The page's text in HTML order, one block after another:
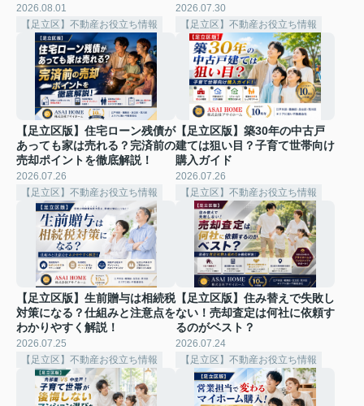
2026.08.01
【足立区】不動産お役立ち情報
2026.07.30
【足立区】不動産お役立ち情報
【足立区版】住宅ローン残債が
あっても家は売れる？完済前の
売却ポイントを徹底解説！
2026.07.26
【足立区】不動産お役立ち情報
【足立区版】築30年の中古戸
建ては狙い目？子育て世帯向け
購入ガイド
2026.07.26
【足立区】不動産お役立ち情報
【足立区版】生前贈与は相続税
対策になる？仕組みと注意点を
わかりやすく解説！
2026.07.25
【足立区】不動産お役立ち情報
【足立区版】住み替えで失敗し
ない！売却査定は何社に依頼す
るのがベスト？
2026.07.24
【足立区】不動産お役立ち情報